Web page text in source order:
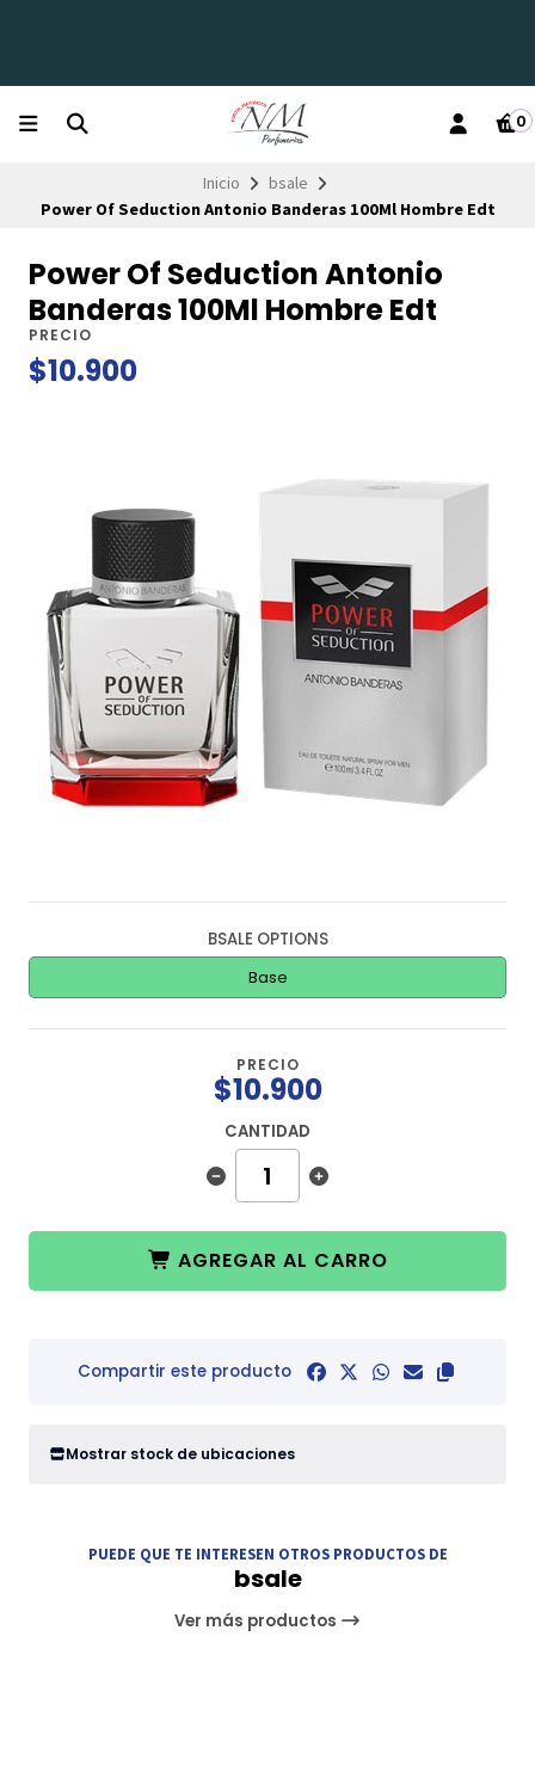
0
Inicio
bsale
Power Of Seduction Antonio Banderas 100Ml Hombre Edt
Power Of Seduction Antonio
Banderas 100Ml Hombre Edt
PRECIO
$10.900
BSALE OPTIONS
Base
PRECIO
$10.900
CANTIDAD
AGREGAR AL CARRO
Compartir este producto
Mostrar stock de ubicaciones
PUEDE QUE TE INTERESEN OTROS PRODUCTOS DE
bsale
Ver más productos